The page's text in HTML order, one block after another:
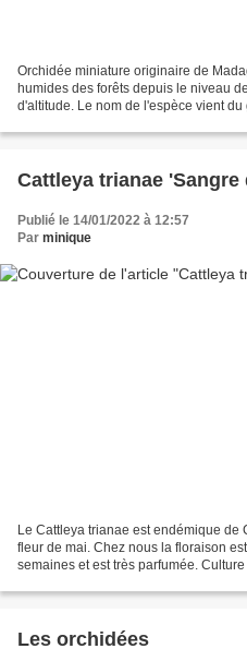
Orchidée miniature originaire de
humides des forêts depuis le niveau
d'altitude. Le nom de l'espèce vient
Cattleya trianae 'Sangre
Publié le 14/01/2022 à 12:57
Par minique
Le Cattleya trianae est endémique de
fleur de mai. Chez nous la floraison
semaines et est très parfumée.
Les orchidées